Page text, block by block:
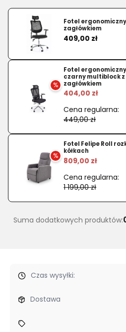
Fotel
gabinetowy
Calvano
Fotel ergonomiczny
zagłówkiem
Cena
409,00 zł
%
Fotel ergonomiczny
czarny multiblock z
zagłówkiem
404,00 zł
Cena regularna:
449,00 zł
%
Fotel Felipe Roll
kółkach
809,00 zł
Cena regularna:
1 199,00 zł
Suma dodatkowych produktów:
Czas wysyłki:
Dostawa